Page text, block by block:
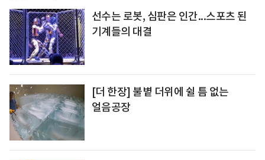
선수는 로봇, 심판은 인간...스포츠 된
기계들의 대결
[더 한장] 불볕 더위에 쉴 틈 없는
얼음공장